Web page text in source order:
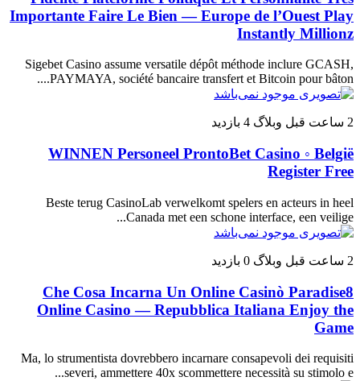
Importante Faire Le Bien — Europe de l’Ouest Play
Instantly Millionz
Sigebet Casino assume versatile dépôt méthode inclure GCASH,
PAYMAYA, société bancaire transfert et Bitcoin pour bâton....
2 ساعت قبل وبلاگ 4 بازدید
WINNEN Personeel ProntoBet Casino ◦ België
Register Free
Beste terug CasinoLab verwelkomt spelers en acteurs in heel
Canada met een schone interface, een veilige...
2 ساعت قبل وبلاگ 0 بازدید
Che Cosa Incarna Un Online Casinò Paradise8
Online Casino — Repubblica Italiana Enjoy the
Game
Ma, lo strumentista dovrebbero incarnare consapevoli dei requisiti
severi, ammettere 40x scommettere necessità su stimolo e...